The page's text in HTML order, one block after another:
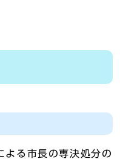
る市長の専決処分の